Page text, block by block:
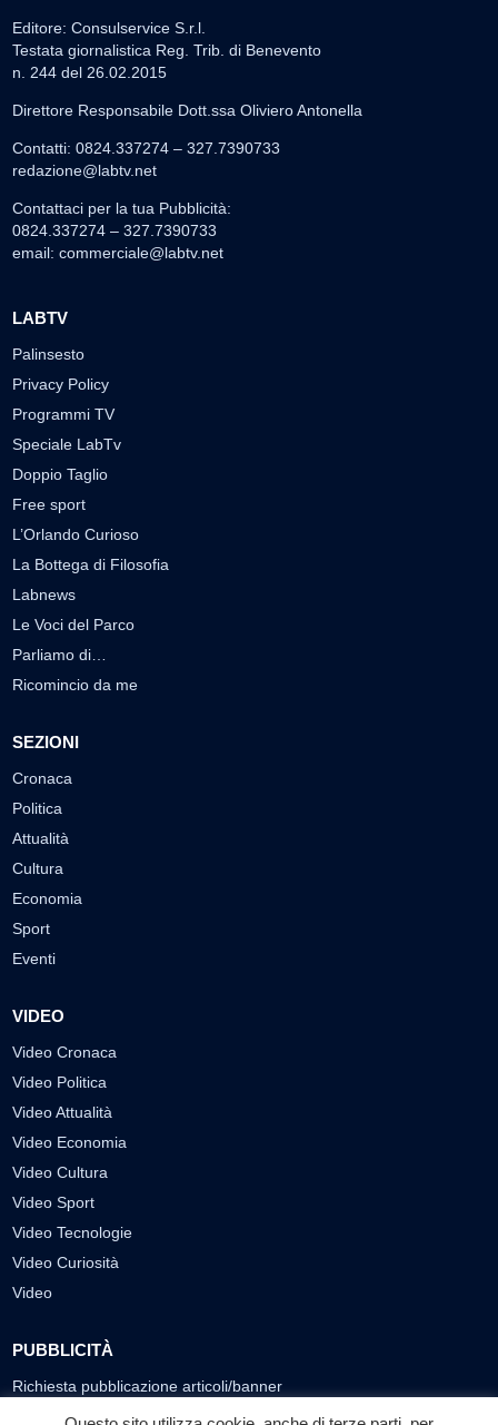
Editore: Consulservice S.r.l.
Testata giornalistica Reg. Trib. di Benevento
n. 244 del 26.02.2015
Direttore Responsabile Dott.ssa Oliviero Antonella
Contatti: 0824.337274 – 327.7390733
redazione@labtv.net
Contattaci per la tua Pubblicità:
0824.337274 – 327.7390733
email: commerciale@labtv.net
LABTV
Palinsesto
Privacy Policy
Programmi TV
Speciale LabTv
Doppio Taglio
Free sport
L’Orlando Curioso
La Bottega di Filosofia
Labnews
Le Voci del Parco
Parliamo di…
Ricomincio da me
SEZIONI
Cronaca
Politica
Attualità
Cultura
Economia
Sport
Eventi
VIDEO
Video Cronaca
Video Politica
Video Attualità
Video Economia
Video Cultura
Video Sport
Video Tecnologie
Video Curiosità
Video
PUBBLICITÀ
Richiesta pubblicazione articoli/banner